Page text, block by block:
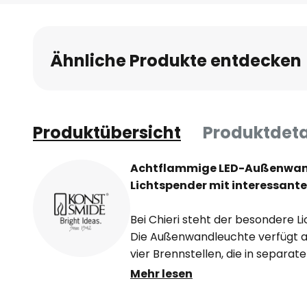
Bildgalerie
springen
Ähnliche Produkte entdecken
Produktübersicht
Achtflammige LED-
Lichtspender mit
Bei Chieri steht der besondere
Die Außenwandleuchte verfügt
vier Brennstellen, die in
liegen. Hierdurch wird das Licht
Mehr lesen